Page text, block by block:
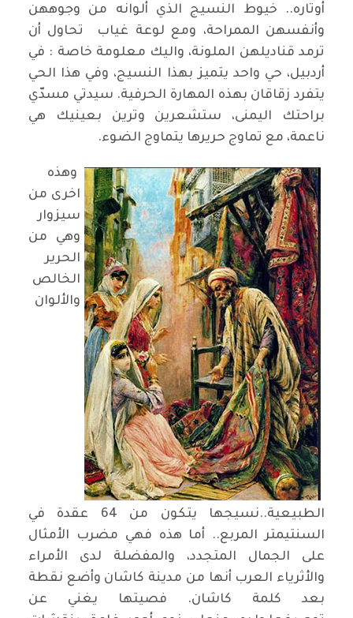
أوتاره.. خيوط النسيج الذي ألوانه من وجوههن
وأنفسهن الممراحة، ومع لوعة غياب تحاول أن
ترمد قناديلهن الملونة، واليك معلومة خاصة : في
أردبيل، حي واحد يتميز بهذا النسيج، وفي هذا الحي
يتفرد زقاقان بهذه المهارة الحرفية. سيدتي مسدّي
براحتك اليمنى، ستشعرين وترين بعينيك هي
ناعمة، مع تماوج حريرها يتماوج الضوء.
وهذه
اخرى من
سيزوار
وهي من
الحرير
الخالص
والألوان
الطبيعية..نسيجها يتكون من 64 عقدة في
السنتيمتر المربع.. أما هذه فهي مضرب الأمثال
على الجمال المتجدد، والمفضلة لدى الأمراء
والأثرياء العرب أنها من مدينة كاشان وأضع نقطة
بعد كلمة كاشان. فصيتها يغني عن